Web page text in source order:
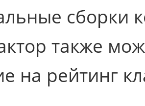
сборки
также
на рейтинг